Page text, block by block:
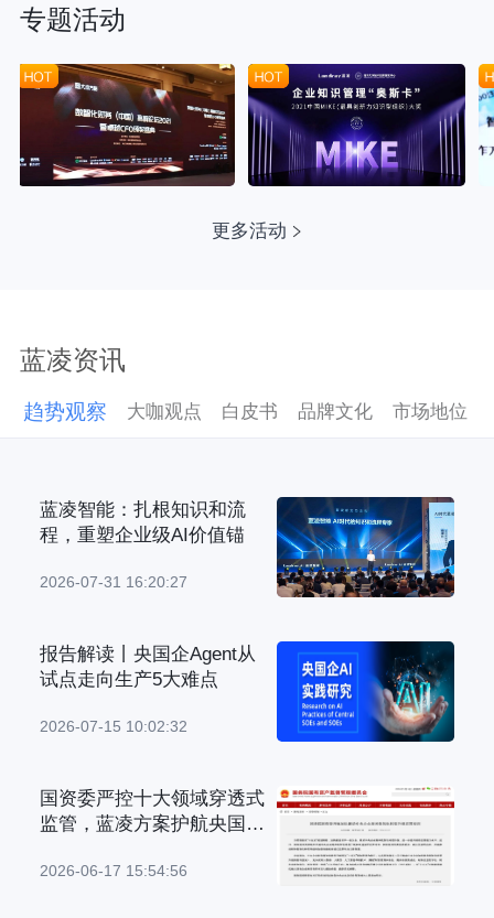
专题活动
更多活动
蓝凌资讯
趋势观察 大咖观点 白皮书 品牌文化 市场地位
蓝凌智能：扎根知识和流
程，重塑企业级AI价值锚
2026-07-31 16:20:27
报告解读丨央国企Agent从
试点走向生产5大难点
2026-07-15 10:02:32
国资委严控十大领域穿透式
监管，蓝凌方案护航央国企
2026-06-17 15:54:56